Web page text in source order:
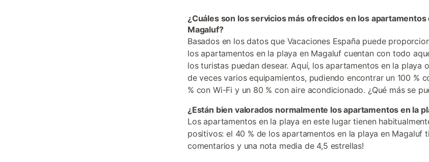
¿Cuáles son los servicios más ofrecidos en los apartamentos
Magaluf?
Basados en los datos que Vacaciones España puede
los apartamentos en la playa en Magaluf cuentan con todo
los turistas puedan desear. Aquí, los apartamentos en la playa
de veces varios equipamientos, pudiendo encontrar un 100 %
% con Wi-Fi y un 80 % con aire acondicionado. ¿Qué más se
¿Están bien valorados normalmente los apartamentos en la
Los apartamentos en la playa en este lugar tienen
positivos: el 40 % de los apartamentos en la playa en Magaluf
comentarios y una nota media de 4,5 estrellas!